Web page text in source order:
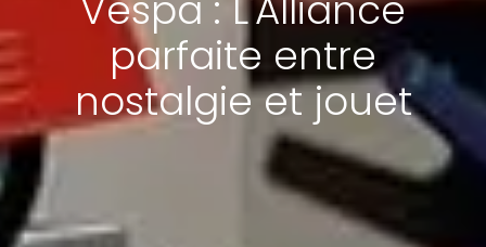
parfaite entre
nostalgie et jouet